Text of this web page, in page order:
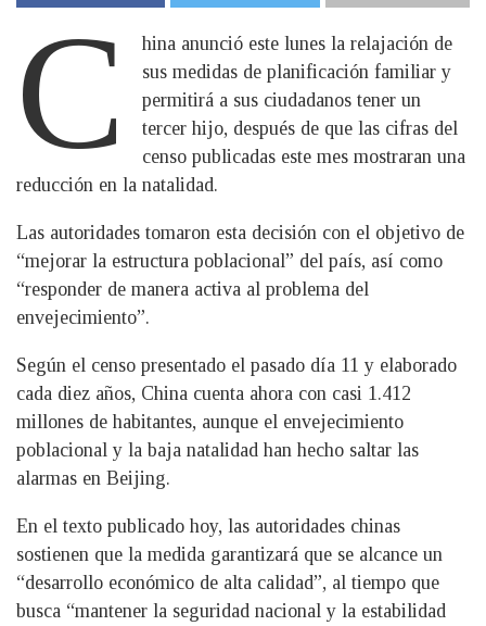
C
hina anunció este lunes la relajación de
sus medidas de planificación familiar y
permitirá a sus ciudadanos tener un
tercer hijo, después de que las cifras del
censo publicadas este mes mostraran una
reducción en la natalidad.
Las autoridades tomaron esta decisión con el objetivo de
“mejorar la estructura poblacional” del país, así como
“responder de manera activa al problema del
envejecimiento”.
Según el censo presentado el pasado día 11 y elaborado
cada diez años, China cuenta ahora con casi 1.412
millones de habitantes, aunque el envejecimiento
poblacional y la baja natalidad han hecho saltar las
alarmas en Beijing.
En el texto publicado hoy, las autoridades chinas
sostienen que la medida garantizará que se alcance un
“desarrollo económico de alta calidad”, al tiempo que
busca “mantener la seguridad nacional y la estabilidad